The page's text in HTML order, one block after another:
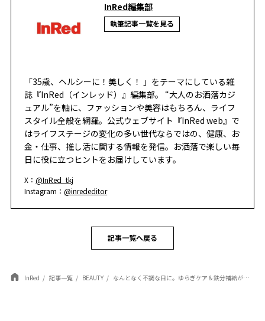
InRed編集部
執筆記事一覧を見る
「35歳、ヘルシーに！美しく！ 」をテーマにしている雑
誌『InRed（インレッド）』編集部。 “大人のお洒落カジ
ュアル”を軸に、ファッションや美容はもちろん、ライフ
スタイル全般を網羅。公式ウェブサイト『InRed web』で
はライフステージの変化の多い世代ならではの、健康、お
金・仕事、推し活に関する情報を発信。お洒落で楽しい毎
日に役に立つヒントをお届けしています。
X：@InRed_tkj
Instagram：@inrededitor
記事一覧へ戻る
InRed 記事一覧 BEAUTY なんとなく不調な日に。ゆらぎケア＆鉄分補給が叶う【インナービューティ大賞】受賞アイテム【２選】